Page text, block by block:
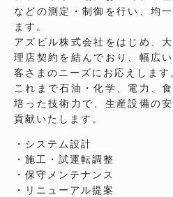
などの測定・制御を行い、均
ます。
アズビル株式会社をはじめ、
理店契約を結んでおり、幅広
客さまのニーズにお応えします
これまで石油・化学、電力、
培った技術力で、生産設備の
貢献いたします。
・システム設計
・施工・試運転調整
・保守メンテナンス
・リニューアル提案